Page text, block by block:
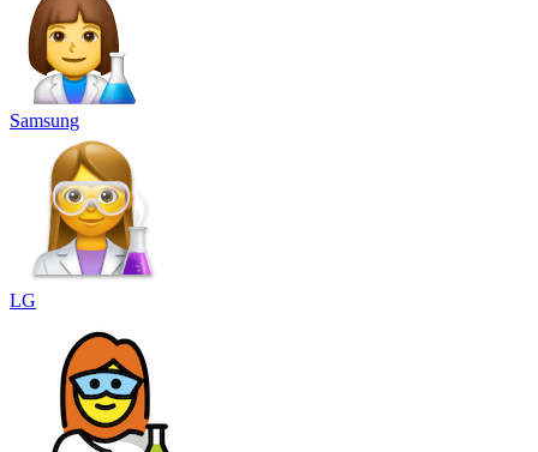
Samsung
LG